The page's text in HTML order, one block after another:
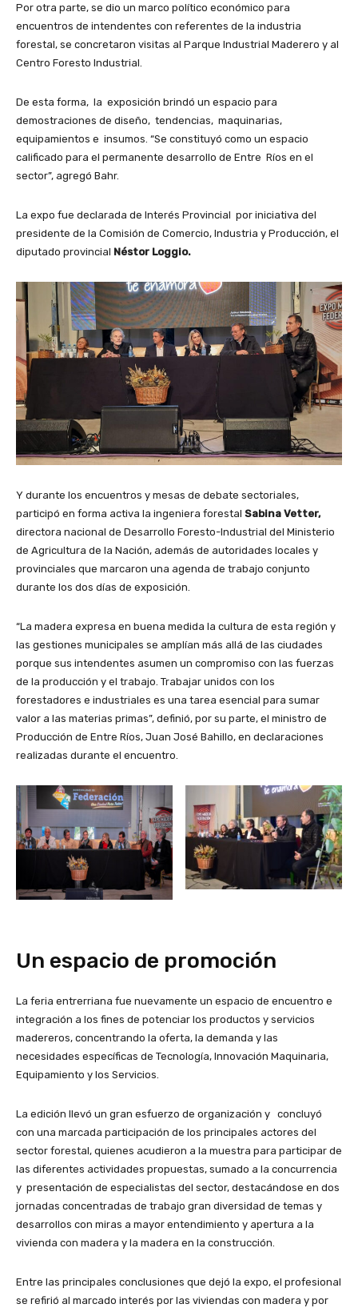
Por otra parte, se dio un marco político económico para
encuentros de intendentes con referentes de la industria
forestal, se concretaron visitas al Parque Industrial Maderero y al
Centro Foresto Industrial.
De esta forma, la exposición brindó un espacio para
demostraciones de diseño, tendencias, maquinarias,
equipamientos e insumos. “Se constituyó como un espacio
calificado para el permanente desarrollo de Entre Ríos en el
sector”, agregó Bahr.
La expo fue declarada de Interés Provincial por iniciativa del
presidente de la Comisión de Comercio, Industria y Producción, el
diputado provincial Néstor Loggio.
Y durante los encuentros y mesas de debate sectoriales,
participó en forma activa la ingeniera forestal Sabina Vetter,
directora nacional de Desarrollo Foresto-Industrial del Ministerio
de Agricultura de la Nación, además de autoridades locales y
provinciales que marcaron una agenda de trabajo conjunto
durante los dos días de exposición.
“La madera expresa en buena medida la cultura de esta región y
las gestiones municipales se amplían más allá de las ciudades
porque sus intendentes asumen un compromiso con las fuerzas
de la producción y el trabajo. Trabajar unidos con los
forestadores e industriales es una tarea esencial para sumar
valor a las materias primas”, definió, por su parte, el ministro de
Producción de Entre Ríos, Juan José Bahillo, en declaraciones
realizadas durante el encuentro.
Un espacio de promoción
La feria entrerriana fue nuevamente un espacio de encuentro e
integración a los fines de potenciar los productos y servicios
madereros, concentrando la oferta, la demanda y las
necesidades específicas de Tecnología, Innovación Maquinaria,
Equipamiento y los Servicios.
La edición llevó un gran esfuerzo de organización y concluyó
con una marcada participación de los principales actores del
sector forestal, quienes acudieron a la muestra para participar de
las diferentes actividades propuestas, sumado a la concurrencia
y presentación de especialistas del sector, destacándose en dos
jornadas concentradas de trabajo gran diversidad de temas y
desarrollos con miras a mayor entendimiento y apertura a la
vivienda con madera y la madera en la construcción.
Entre las principales conclusiones que dejó la expo, el profesional
se refirió al marcado interés por las viviendas con madera y por